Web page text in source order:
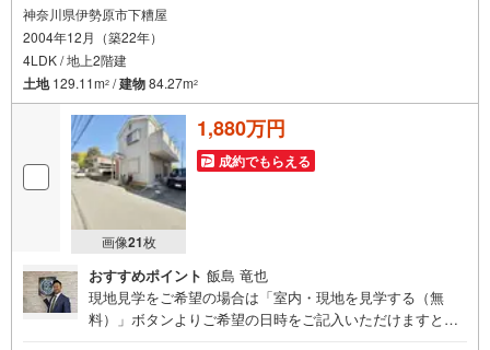
神奈川県伊勢原市下糟屋
2004年12月（築22年）
4LDK / 地上2階建
土地129.11m2 /建物84.27m2
画像21枚
1,880万円
成約でもらえる
おすすめポイント 飯島 竜也
現地見学をご希望の場合は「室内・現地を見学する（無
料）」ボタンよりご希望の日時をご記入いただけますとス